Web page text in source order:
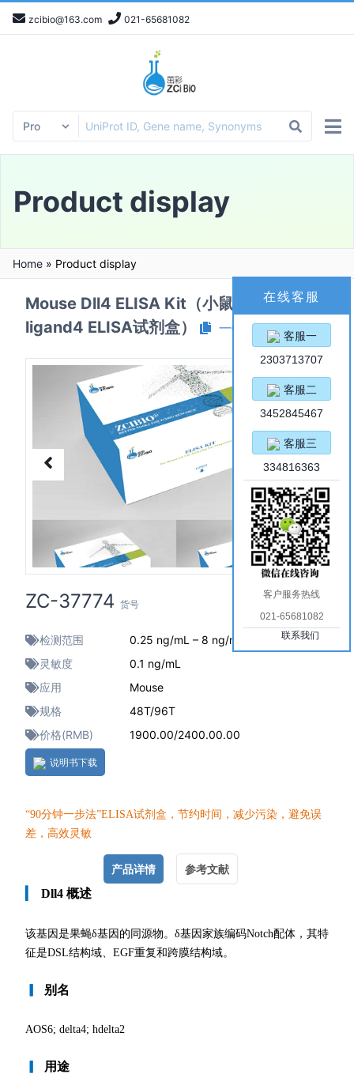
zcibio@163.com 021-65681082
Product display
Home » Product display
Mouse Dll4 ELISA Kit（小鼠Delta-like
ligand4 ELISA试剂盒）
一键复制产品信息
ZC-37774 货号
检测范围
0.25 ng/mL – 8 ng/mL
灵敏度
0.1 ng/mL
应用
Mouse
规格
48T/96T
价格(RMB)
1900.00/2400.00.00
说明书下载
“90分钟一步法”ELISA试剂盒，节约时间，减少污染，避免误
差，高效灵敏
产品详情
参考文献
Dll4 概述
该基因是果蝇δ基因的同源物。δ基因家族编码Notch配体，其特
征是DSL结构域、EGF重复和跨膜结构域。
别名
AOS6; delta4; hdelta2
用途
在线客服
客服一
2303713707
客服二
3452845467
客服三
334816363
客户服务热线
021-65681082
联系我们